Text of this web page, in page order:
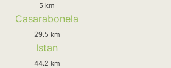
5 km
Casarabonela
29.5 km
Istan
44.2 km